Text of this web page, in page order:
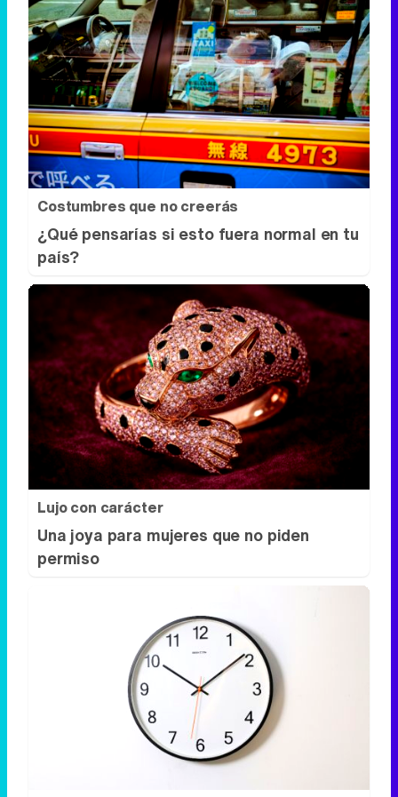
Costumbres que no creerás
¿Qué pensarías si esto fuera normal en tu
país?
Lujo con carácter
Una joya para mujeres que no piden
permiso
¿El tiempo vuela?
Esto explica por qué los días ya no duran